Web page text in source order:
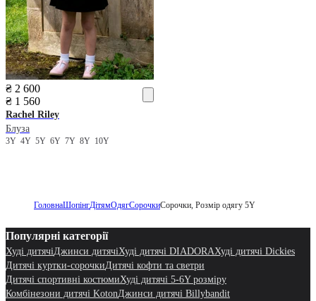
₴ 2 600
₴ 1 560
Rachel Riley
Блуза
3Y 4Y 5Y 6Y 7Y 8Y 10Y
ГоловнаШопінгДітямОдягСорочкиСорочки, Розмір одягу 5Y
Популярні категорії
Худі дитячіДжинси дитячіХуді дитячі DIADORAХуді дитячі Dickies
Дитячі куртки-сорочкиДитячі кофти та светри
Дитячі спортивні костюмиХуді дитячі 5-6Y розміру
Комбінезони дитячі KotonДжинси дитячі Billybandit